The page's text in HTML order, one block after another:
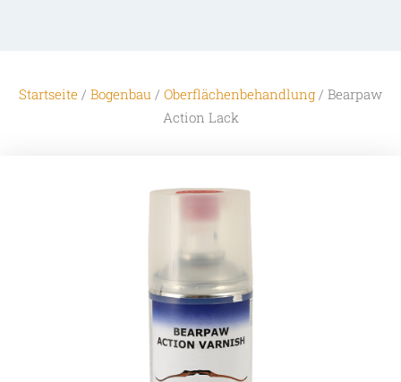
Startseite / Bogenbau / Oberflächenbehandlung / Bearpaw
Action Lack